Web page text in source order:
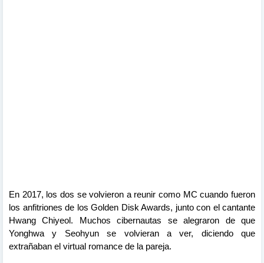
En 2017, los dos se volvieron a reunir como MC cuando fueron
los anfitriones de los Golden Disk Awards, junto con el cantante
Hwang Chiyeol. Muchos cibernautas se alegraron de que
Yonghwa y Seohyun se volvieran a ver, diciendo que
extrañaban el virtual romance de la pareja.